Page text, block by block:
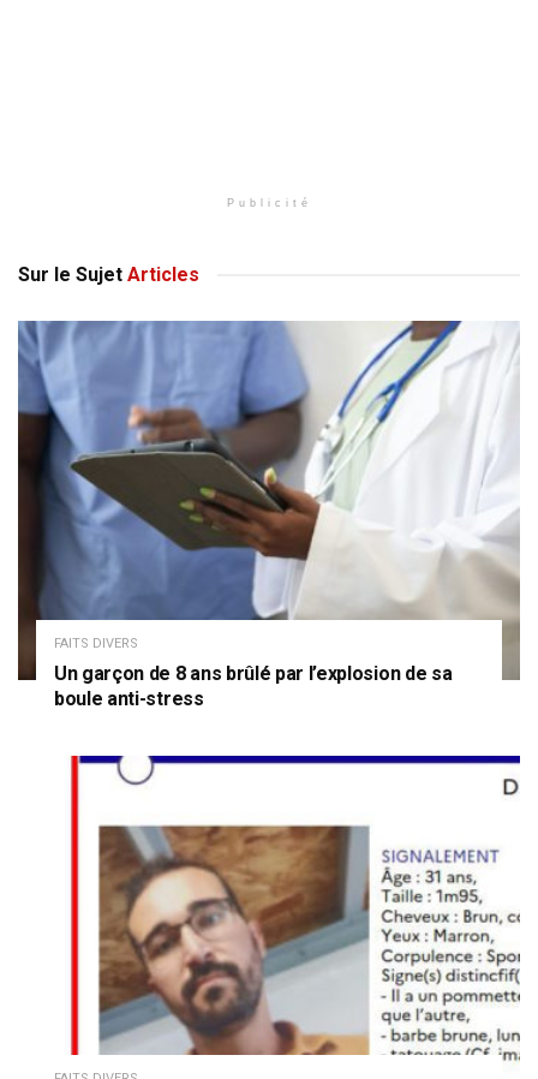
Publicité
Sur le Sujet Articles
FAITS DIVERS
Un garçon de 8 ans brûlé par l’explosion de sa
boule anti-stress